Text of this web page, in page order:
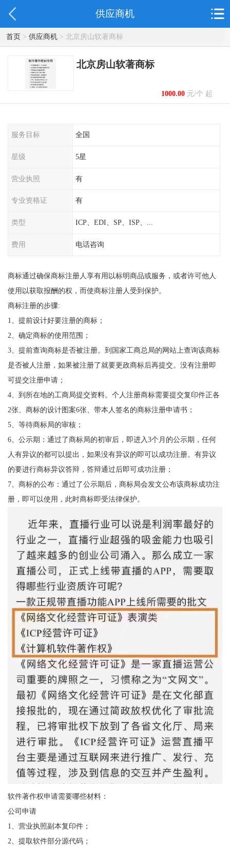
供应商机
首页> 供应商机> 北京房山软著商标
北京房山软著商标
1000.00元/个 起
服务目标 全国
星级 5星
营业执照 有
专业资格证 有
类型 ICP、EDI、SP、ISP、...
费用 电话咨询
商标通过确保商标注册人享有用以标明商品或服务，或者许可他人
使用以获取报酬的权，而使商标注册人受到保护。
商标注册的步骤:
1、提前设计好要注册的商标；
2、确定商标的使用范围；
3、提前查询商标是否被注册。到国家工商总局的网站上查询该商标
是否被人注册，如果被注册了就要更政商标后再提交。没有注册即
可提交注册申请；
4、到所在地的工商局提交资料。个人注册商标需要提交复印件正各
2张、商标的设计图案6张、带本人签名的商标注册申请书；
5、等待商标局的审核；
6、公示期：通过了商标局的初审后，即进入3个月的公示期，任何
人有异议的都可以提出，如果没有异议的即可以成功注册。有异议
的要进行商标异议答辩，答辩通过后即可成功注册；
7、商标的公布：通过了公示期后，商标局会发文公布该商标成功注
册，即可以使用，此时商标即受法律保护。
软件著作权申请需要哪些材料：
公司申请
1、营业执照副本复印件；
2、提取软件部分源代码；